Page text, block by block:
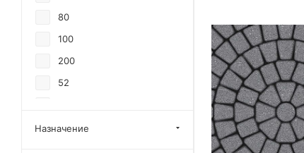
80
100
200
52
Назначение